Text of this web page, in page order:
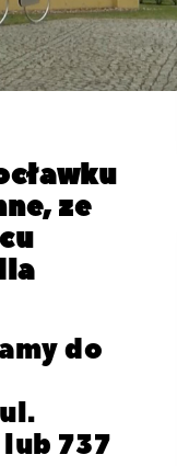
ze
do
737